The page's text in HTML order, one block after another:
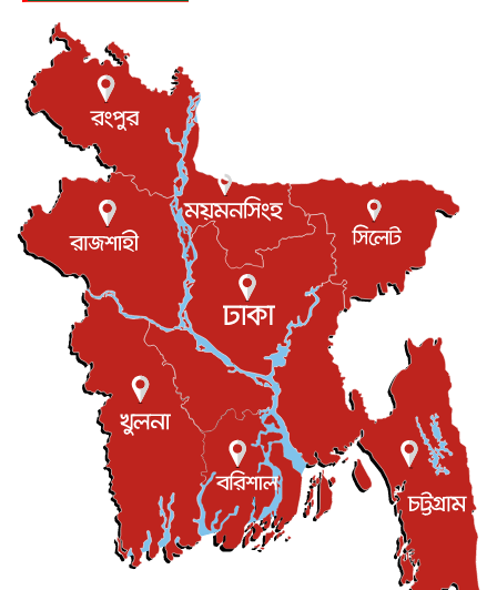
টি-টোয়েন্টি ইতিহাসের সর্বোচ্চ রানের মালিক এখন জস বাটলার
বস্তিতে কেটেছে শৈশব, আজ মুম্বাইয়ে দুই বাড়ির মালিক
বিনোদন ৬ আগস্ট, ২০২৬
যুক্তরাজ্যে বসবাসরত জাতীয়তাবাদী কুলাউড়াবাসীর মত বিনিময়
সভা...
ইউকে কমিউনিটি ৫ আগস্ট, ২০২৬
প্রধানমন্ত্রীকে সৌদি আরব সফরের আমন্ত্রণ
জাতীয় ৫ আগস্ট, ২০২৬
জুলাই গণ-অভ্যুত্থান দিবস আজ, স্মরণে দেশজুড়ে কর্মসূচি
জাতীয় ৫ আগস্ট, ২০২৬
জনগণ পরিবর্তন চেয়েছে বলেই জুলাই আন্দোলন সফল :
৫ আগস্ট, ২০২৬
বেনজীর আহমেদের সঙ্গে পরীমনির ঘনিষ্ঠ সম্পর্ক ছিল : নাসির
মাহম...
জাতীয় ৫ আগস্ট, ২০২৬